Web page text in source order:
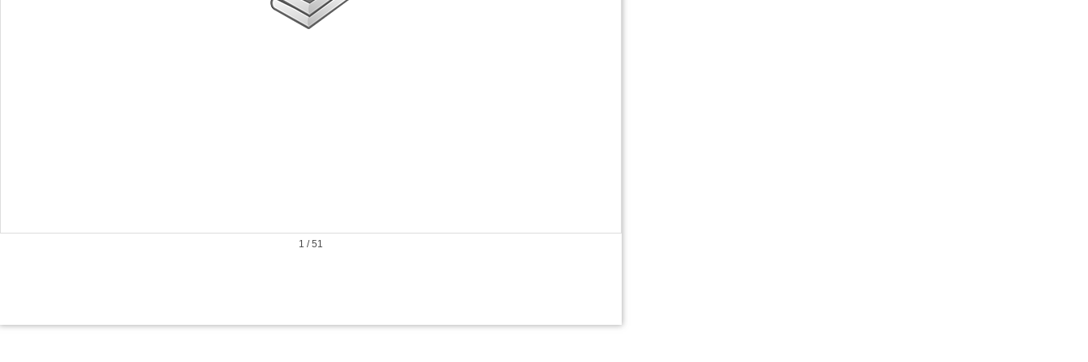
1 /51